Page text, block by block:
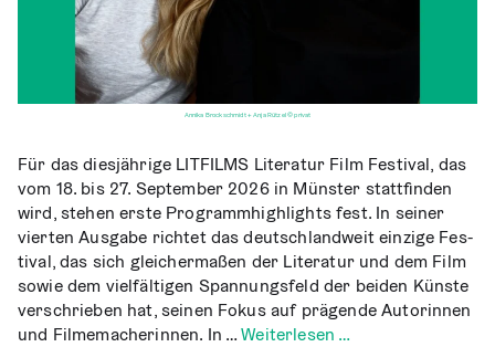
Annika Brockschmidt + Anja Rützel © privat
Für das dies­jäh­ri­ge LITFILMS Lite­ra­tur Film Fes­ti­val, das
vom 18. bis 27. Sep­tem­ber 2026 in Müns­ter statt­fin­den
wird, ste­hen ers­te Pro­gramm­high­lights fest. In sei­ner
vier­ten Aus­ga­be rich­tet das deutsch­land­weit ein­zi­ge Fes­
ti­val, das sich glei­cher­ma­ßen der Lite­ra­tur und dem Film
sowie dem viel­fäl­ti­gen Span­nungs­feld der bei­den Küns­te
ver­schrie­ben hat, sei­nen Fokus auf prä­gen­de Autorin­nen
und Fil­me­ma­che­rin­nen. In …Wei­ter­le­sen …